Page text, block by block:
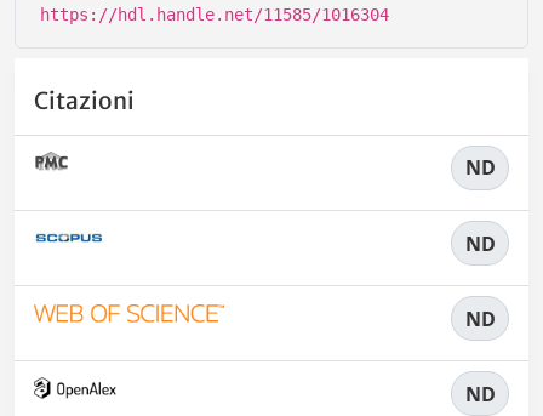
https://hdl.handle.net/11585/1016304
Citazioni
ND
ND
ND
ND